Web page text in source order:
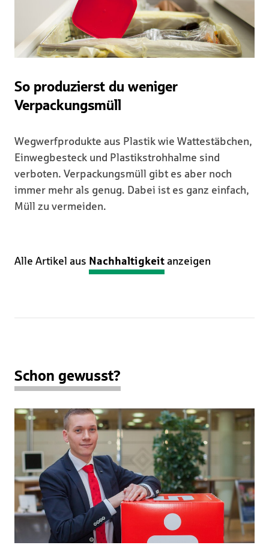
So produzierst du weniger
Verpackungsmüll
Wegwerfprodukte aus Plastik wie Wattestäbchen,
Einwegbesteck und Plastikstrohhalme sind
verboten. Verpackungsmüll gibt es aber noch
immer mehr als genug. Dabei ist es ganz einfach,
Müll zu vermeiden.
Alle Artikel aus Nachhaltigkeit anzeigen
Schon gewusst?